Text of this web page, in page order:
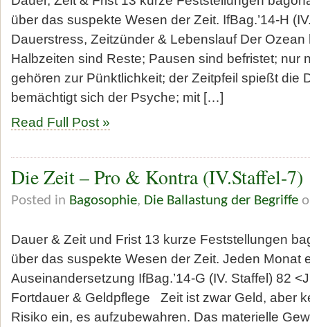
über das suspekte Wesen der Zeit. IfBag.’14-H
Dauerstress, Zeitzünder & Lebenslauf Der Ozean
Halbzeiten sind Reste; Pausen sind befristet; nur
gehören zur Pünktlichkeit; der Zeitpfeil spießt die
bemächtigt sich der Psyche; mit […]
Read Full Post »
Die Zeit – Pro & Kontra (IV.Staffel-7)
Posted in Bagosophie, Die Ballastung der Begriffe
Dauer & Zeit und Frist 13 kurze Feststellungen
über das suspekte Wesen der Zeit. Jeden Monat
Auseinandersetzung IfBag.’14-G (IV. Staffel) 82
Fortdauer & Geldpflege Zeit ist zwar Geld, aber
Risiko ein, es aufzubewahren. Das materielle